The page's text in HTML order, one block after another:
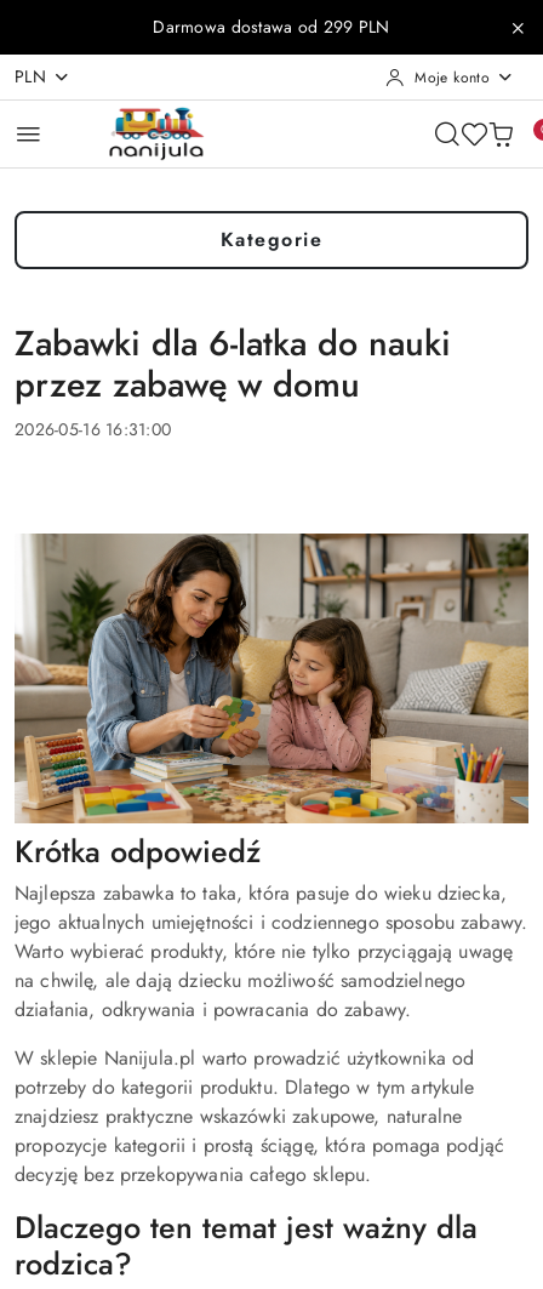
Przejdź do treści głównej
Przejdź do wyszukiwarki
Przejdź do moje konto
Przejdź do menu głównego
Przejdź do stopkiDarmowa dostawa od 299 PLN
PLN Moje konto
Kategorie
Zabawki dla 6-latka do nauki
przez zabawę w domu
2026-05-16 16:31:00
Krótka odpowiedź
Najlepsza zabawka to taka, która pasuje do wieku dziecka,
jego aktualnych umiejętności i codziennego sposobu zabawy.
Warto wybierać produkty, które nie tylko przyciągają uwagę
na chwilę, ale dają dziecku możliwość samodzielnego
działania, odkrywania i powracania do zabawy.
W sklepie Nanijula.pl warto prowadzić użytkownika od
potrzeby do kategorii produktu. Dlatego w tym artykule
znajdziesz praktyczne wskazówki zakupowe, naturalne
propozycje kategorii i prostą ściągę, która pomaga podjąć
decyzję bez przekopywania całego sklepu.
Dlaczego ten temat jest ważny dla
rodzica?